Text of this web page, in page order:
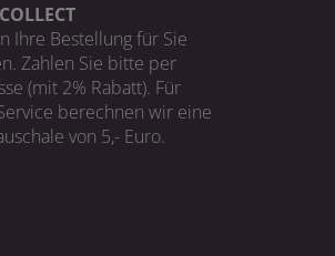
Ihre Bestellung für Sie
Zahlen Sie bitte per
(mit 2% Rabatt). Für
berechnen wir eine
von 5,- Euro.